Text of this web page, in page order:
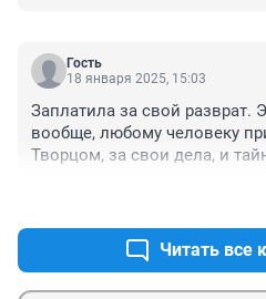
Гость
18 января 2025, 15:03
Заплатила за свой разврат.
вообще, любому человеку
Творцом, за свои дела, и
Читать все